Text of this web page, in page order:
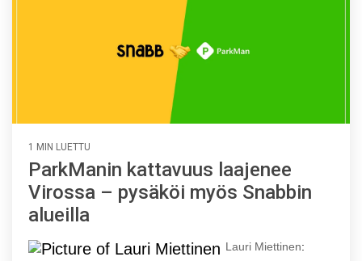
1 MIN LUETTU
ParkManin kattavuus laajenee
Virossa – pysäköi myös Snabbin
alueilla
Lauri Miettinen: